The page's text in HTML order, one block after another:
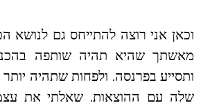
וכאן אני רוצה להתייחס גם לנושא
מאשתך שהיא תהיה שותפה
ותסייע בפרנסה. ולפחות שתהיה
שלה עם ההוצאות. שאלתי את